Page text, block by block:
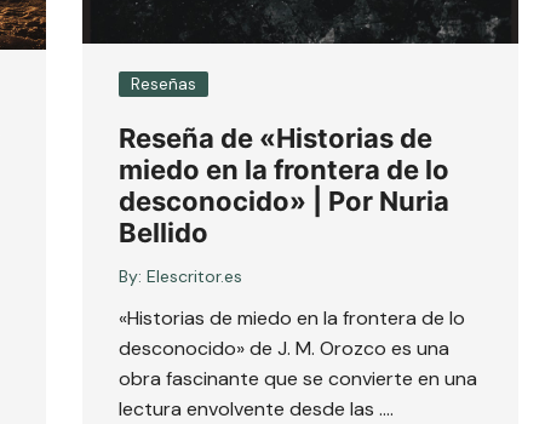
Reseñas
Reseña de «Historias de
miedo en la frontera de lo
desconocido» | Por Nuria
Bellido
By: Elescritor.es
«Historias de miedo en la frontera de lo
desconocido» de J. M. Orozco es una
obra fascinante que se convierte en una
lectura envolvente desde las ….